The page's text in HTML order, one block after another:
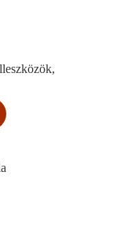
,